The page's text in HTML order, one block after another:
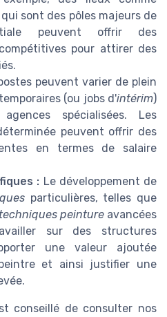
sont des pôles majeurs de
peuvent offrir des
pour attirer des
peuvent varier de plein
(ou jobs d'intérim)
spécialisées. Les
peuvent offrir des
en termes de salaire
: Le développement de
particulières, telles que
techniques peintureavancées
sur des structures
une valeur ajoutée
et ainsi justifier une
conseillé de consulter nos